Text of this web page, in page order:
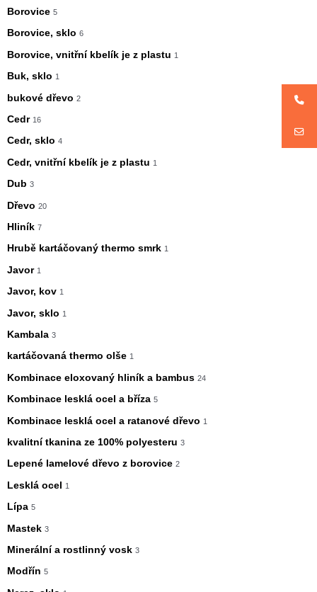
Borovice 5
Borovice, sklo 6
Borovice, vnitřní kbelík je z plastu 1
Buk, sklo 1
bukové dřevo 2
Cedr 16
Cedr, sklo 4
Cedr, vnitřní kbelík je z plastu 1
Dub 3
Dřevo 20
Hliník 7
Hrubě kartáčovaný thermo smrk 1
Javor 1
Javor, kov 1
Javor, sklo 1
Kambala 3
kartáčovaná thermo olše 1
Kombinace eloxovaný hliník a bambus 24
Kombinace lesklá ocel a bříza 5
Kombinace lesklá ocel a ratanové dřevo 1
kvalitní tkanina ze 100% polyesteru 3
Lepené lamelové dřevo z borovice 2
Lesklá ocel 1
Lípa 5
Mastek 3
Minerální a rostlinný vosk 3
Modřín 5